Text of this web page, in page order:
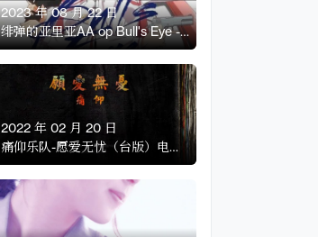
2023 年 08 月 22 日
绯弹的亚里亚AA op Bull's Eye -
nano - 吉他扒谱
2022 年 02 月 20 日
痛仰乐队-愿爱无忧（台版）电吉
他solo扒谱